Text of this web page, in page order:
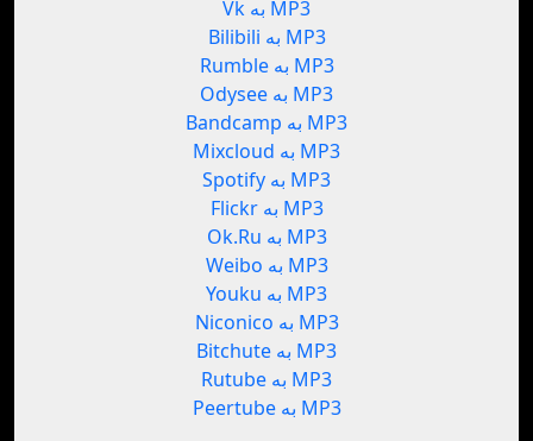
Vk به MP3
Bilibili به MP3
Rumble به MP3
Odysee به MP3
Bandcamp به MP3
Mixcloud به MP3
Spotify به MP3
Flickr به MP3
Ok.Ru به MP3
Weibo به MP3
Youku به MP3
Niconico به MP3
Bitchute به MP3
Rutube به MP3
Peertube به MP3